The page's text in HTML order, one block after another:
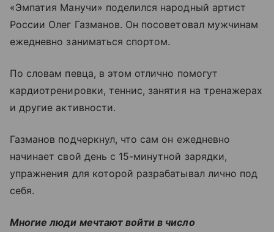
«Эмпатия Манучи» поделился народный артист
России Олег Газманов. Он посоветовал мужчинам
ежедневно заниматься спортом.
По словам певца, в этом отлично помогут
кардиотренировки, теннис, занятия на тренажерах
и другие активности.
Газманов подчеркнул, что сам он ежедневно
начинает свой день с 15-минутной зарядки,
упражнения для которой разрабатывал лично под
себя.
Многие люди мечтают войти в число